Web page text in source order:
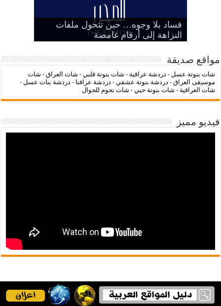
فساد بلا وجوه… حين تتحول ملفات
النزاهة إلى أرقام غامضة
بين الرمز السياسي وخطر التنازل عن
هيبة الدولة
شات عراقنا
شات بنوتة عسل
‌‌‌LC Waikiki: عنوان التسوق عبر
الإنترنت لشراء الملابس الأنيقة
مواقع صديقة
شات بنوتة عسل - دردشة عراقية - شات بنوتة قلبي - شات العراق- شات
موسيقى العراق - دردشة بنوتة عشقي - دردشة عراقنا - دردشة بنات عسل -
شات العراقية - شات بنوتة حبي - شات نجوم للجوال
فيديو مميز